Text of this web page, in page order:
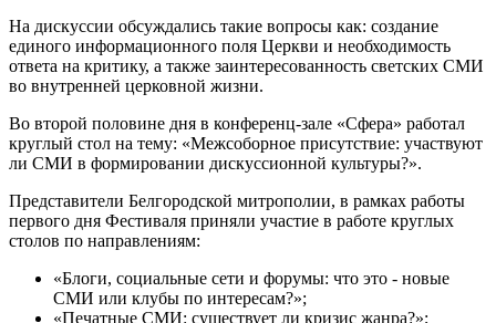
На дискуссии обсуждались такие вопросы как: создание
единого информационного поля Церкви и необходимость
ответа на критику, а также заинтересованность светских СМИ
во внутренней церковной жизни.
Во второй половине дня в конференц-зале «Сфера» работал
круглый стол на тему: «Межсоборное присутствие: участвуют
ли СМИ в формировании дискуссионной культуры?».
Представители Белгородской митрополии, в рамках работы
первого дня Фестиваля приняли участие в работе круглых
столов по направлениям:
«Блоги, социальные сети и форумы: что это - новые
СМИ или клубы по интересам?»;
«Печатные СМИ: существует ли кризис жанра?»;